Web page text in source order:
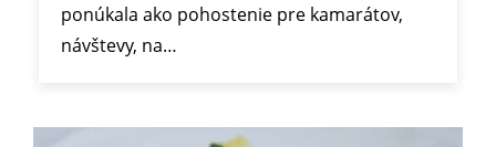
ponúkala ako pohostenie pre kamarátov,
návštevy, na…